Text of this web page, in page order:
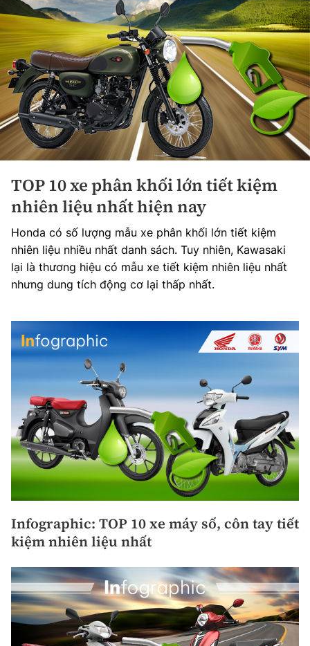
TOP 10 xe phân khối lớn tiết kiệm
nhiên liệu nhất hiện nay
Honda có số lượng mẫu xe phân khối lớn tiết kiệm
nhiên liệu nhiều nhất danh sách. Tuy nhiên, Kawasaki
lại là thương hiệu có mẫu xe tiết kiệm nhiên liệu nhất
nhưng dung tích động cơ lại thấp nhất.
Infographic: TOP 10 xe máy số, côn tay tiết
kiệm nhiên liệu nhất